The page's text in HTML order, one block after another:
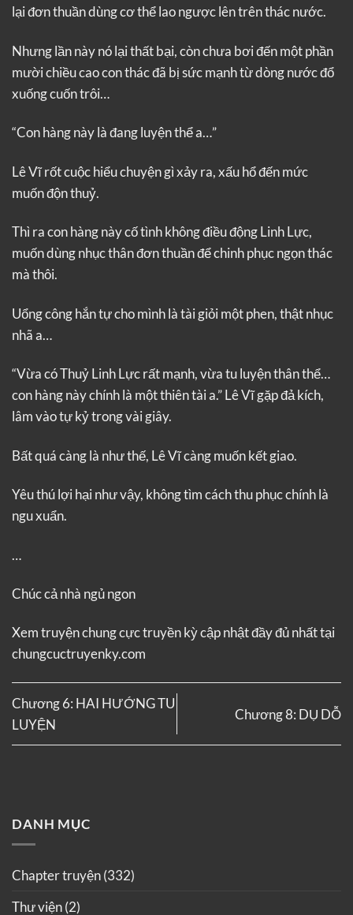
lại đơn thuần dùng cơ thể lao ngược lên trên thác nước.
Nhưng lần này nó lại thất bại, còn chưa bơi đến một phần
mười chiều cao con thác đã bị sức mạnh từ dòng nước đổ
xuống cuốn trôi…
“Con hàng này là đang luyện thể a…”
Lê Vĩ rốt cuộc hiểu chuyện gì xảy ra, xấu hổ đến mức
muốn độn thuỷ.
Thì ra con hàng này cố tình không điều động Linh Lực,
muốn dùng nhục thân đơn thuần để chinh phục ngọn thác
mà thôi.
Uổng công hắn tự cho mình là tài giỏi một phen, thật nhục
nhã a…
“Vừa có Thuỷ Linh Lực rất mạnh, vừa tu luyện thân thể…
con hàng này chính là một thiên tài a.” Lê Vĩ gặp đả kích,
lâm vào tự kỷ trong vài giây.
Bất quá càng là như thế, Lê Vĩ càng muốn kết giao.
Yêu thú lợi hại như vậy, không tìm cách thu phục chính là
ngu xuẩn.
…
Chúc cả nhà ngủ ngon
Xem truyệnchung cực truyền kỳcập nhật đầy đủ nhất tại
chungcuctruyenky.com
Chương 6: HAI HƯỚNG TU
LUYỆN
Chương 8: DỤ DỖ
DANH MỤC
Chapter truyện(332)
Thư viện(2)